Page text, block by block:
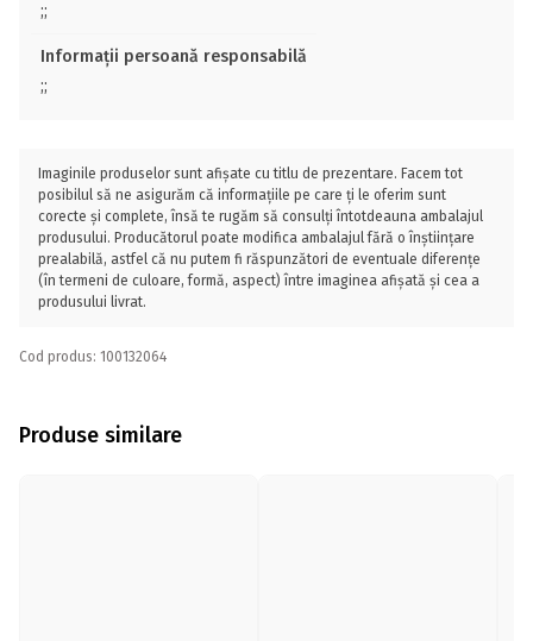
;;
Informații persoană responsabilă
;;
Imaginile produselor sunt afișate cu titlu de prezentare. Facem tot
posibilul să ne asigurăm că informațiile pe care ți le oferim sunt
corecte și complete, însă te rugăm să consulți întotdeauna ambalajul
produsului. Producătorul poate modifica ambalajul fără o înștiințare
prealabilă, astfel că nu putem fi răspunzători de eventuale diferențe
(în termeni de culoare, formă, aspect) între imaginea afișată și cea a
produsului livrat.
Cod produs: 100132064
Produse similare